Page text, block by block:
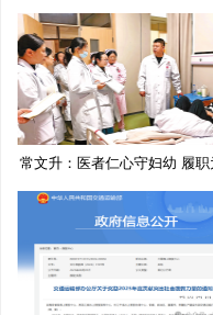
常文升：医者仁心守妇幼 履职